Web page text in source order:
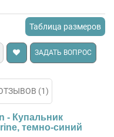
Таблица размеров
ЗАДАТЬ ВОПРОС
(1)
- Купальник
темно-синий